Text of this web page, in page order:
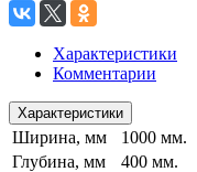
Характеристики
Комментарии
Характеристики
Ширина, мм
1000 мм.
Глубина, мм
400 мм.